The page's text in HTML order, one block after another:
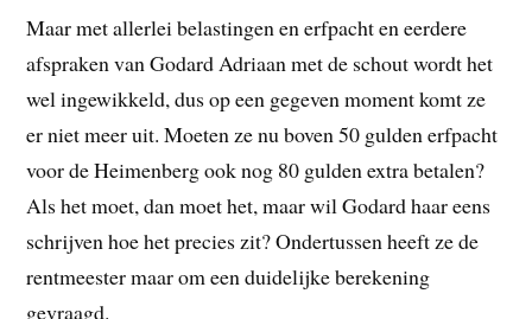
Maar met allerlei belastingen en erfpacht en eerdere
afspraken van Godard Adriaan met de schout wordt het
wel ingewikkeld, dus op een gegeven moment komt ze
er niet meer uit. Moeten ze nu boven 50 gulden erfpacht
voor de Heimenberg ook nog 80 gulden extra betalen?
Als het moet, dan moet het, maar wil Godard haar eens
schrijven hoe het precies zit? Ondertussen heeft ze de
rentmeester maar om een duidelijke berekening
gevraagd.